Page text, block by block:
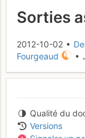
Sorties
2012-10-02 •
Fourgeaud
•
Qualité du
Versions